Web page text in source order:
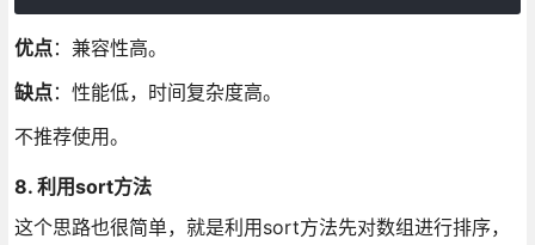
优点：兼容性高。
缺点：性能低，时间复杂度高。
不推荐使用。
8. 利用sort方法
这个思路也很简单，就是利用sort方法先对数组进行排序，